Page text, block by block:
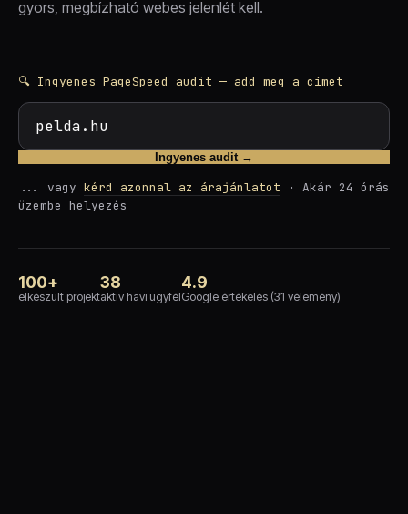
gyors, megbízható webes jelenlét kell.
🔍 Ingyenes PageSpeed audit — add meg a címet
Ingyenes audit →
... vagy kérd azonnal az árajánlatot · Akár 24 órás
üzembe helyezés
100+
elkészült projekt
38
aktív havi ügyfél
4.9
Google értékelés (31 vélemény)